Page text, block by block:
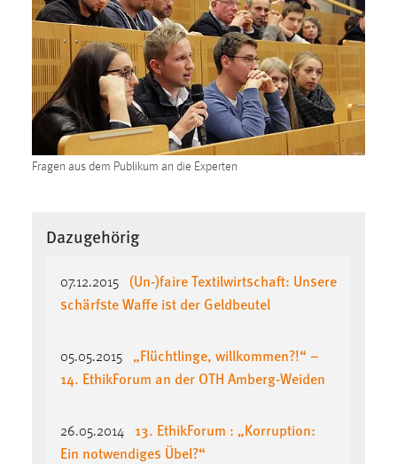
Fragen aus dem Publikum an die Experten
Dazugehörig
07.12.2015
(Un-)faire Textilwirtschaft: Unsere
schärfste Waffe ist der Geldbeutel
05.05.2015
„Flüchtlinge, willkommen?!“ –
14. EthikForum an der OTH Amberg-Weiden
26.05.2014
13. EthikForum : „Korruption:
Ein notwendiges Übel?“